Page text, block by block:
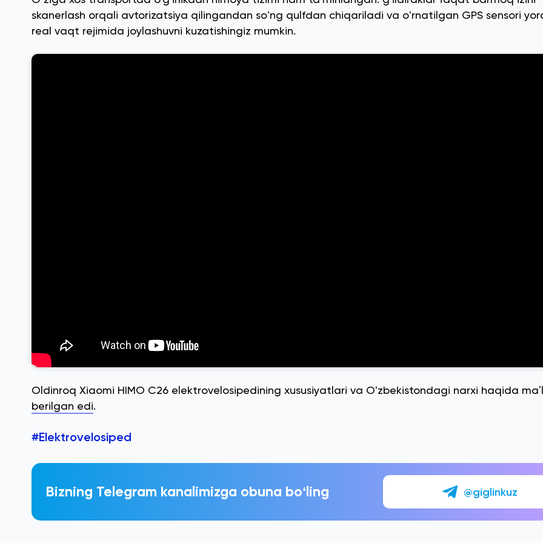
skanerlash orqali avtorizatsiya qilingandan soʻng qulfdan chiqariladi va oʻrnatilgan GPS sensori
real vaqt rejimida joylashuvni kuzatishingiz mumkin.
Oldinroq Xiaomi HIMO C26 elektrovelosipedining xususiyatlari va Oʻzbekistondagi narxi haqida
berilgan edi.
#Elektrovelosiped
Bizning Telegram kanalimizga obuna boʻling @giglinkuz